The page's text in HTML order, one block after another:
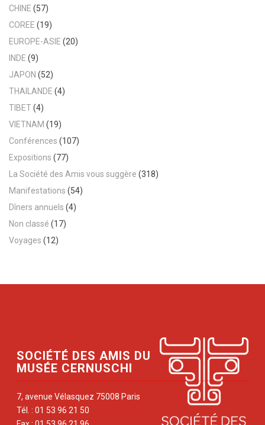
CHINE (57)
COREE (19)
EUROPE-ASIE (20)
INDE (9)
JAPON (52)
THAILANDE (4)
TIBET(4)
VIETNAM (19)
Conférences (107)
Expositions (77)
La Société des Amis vous suggère (318)
Manifestations (54)
Dîners annuels (4)
Non classé (17)
Voyages (12)
SOCIÉTÉ DES AMIS DU
MUSÉE CERNUSCHI
7, avenue Vélasquez 75008 Paris
Tél. : 01 53 96 21 50